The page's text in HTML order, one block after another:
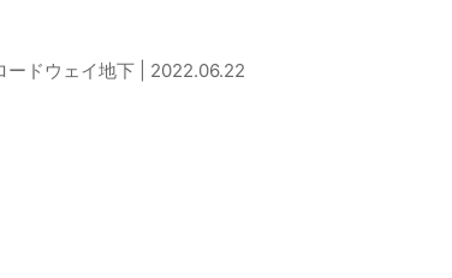
ードウェイ地下 | 2022.06.22